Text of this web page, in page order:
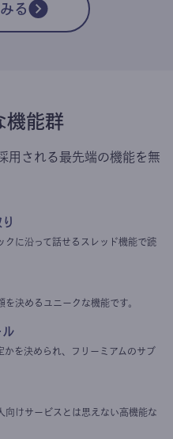
る
機能群
用される最先端の機能を無
クに沿って話せるスレッド機能で読
決めるユニークな機能です。
かを決められ、フリーミアムのサブ
向けサービスとは思えない高機能な